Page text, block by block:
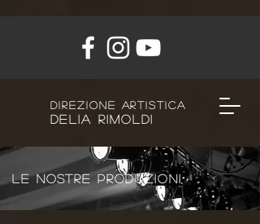
direzione artistica
Delia Rimoldi
LE NOSTRE PRODUZIONI